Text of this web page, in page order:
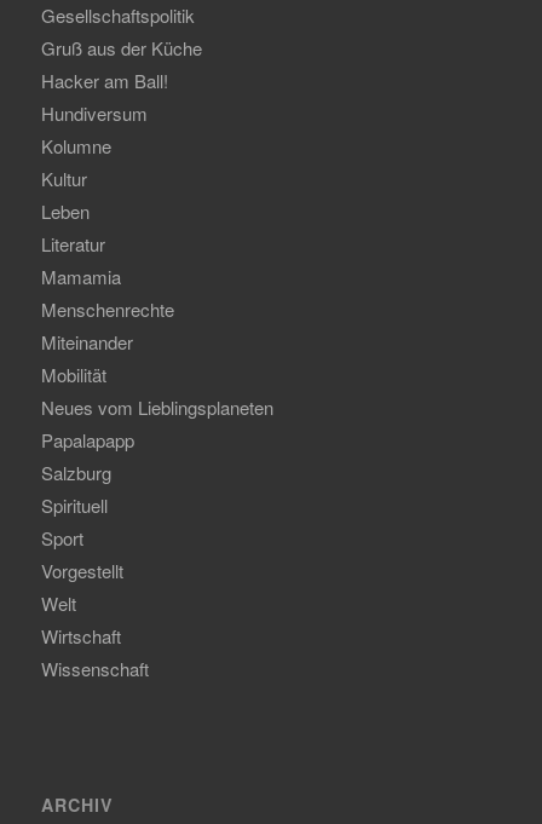
Gesellschaftspolitik
Gruß aus der Küche
Hacker am Ball!
Hundiversum
Kolumne
Kultur
Leben
Literatur
Mamamia
Menschenrechte
Miteinander
Mobilität
Neues vom Lieblingsplaneten
Papalapapp
Salzburg
Spirituell
Sport
Vorgestellt
Welt
Wirtschaft
Wissenschaft
ARCHIV